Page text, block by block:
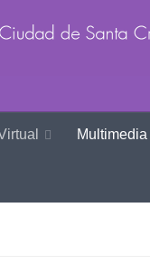
Multimedia